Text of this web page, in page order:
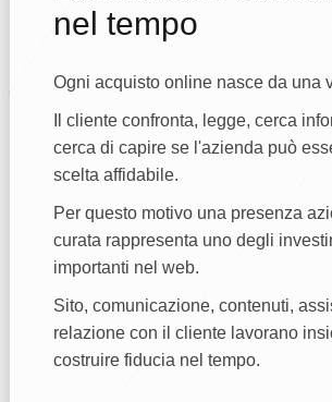
nel tempo
Ogni acquisto online nasce da una
Il cliente confronta, legge, cerca
cerca di capire se l'azienda può
scelta affidabile.
Per questo motivo una presenza
curata rappresenta uno degli
importanti nel web.
Sito, comunicazione, contenuti,
relazione con il cliente lavorano
costruire fiducia nel tempo.